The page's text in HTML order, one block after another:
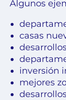
Algunos
casas
inversión
mejores